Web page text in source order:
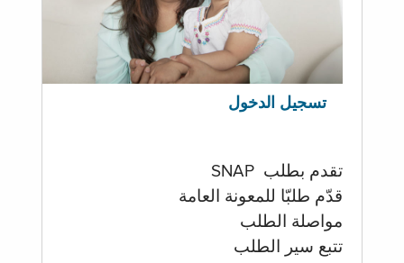
تسجيل الدخول
تقدم بطلب SNAP
قدّم طلبّا للمعونة العامة
مواصلة الطلب
تتبع سير الطلب